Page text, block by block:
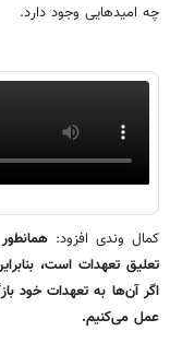
چه امیدهایی وجود دارد.
کمال وندی افزود:
اگر آن‌ها به تعهدات خود
عمل می‌کنیم.